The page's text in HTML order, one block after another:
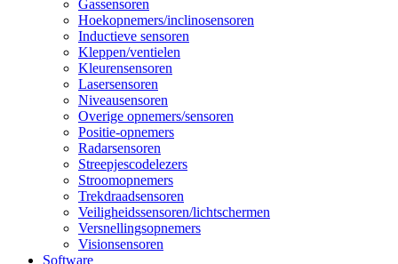
Gassensoren
Hoekopnemers/inclinosensoren
Inductieve sensoren
Kleppen/ventielen
Kleurensensoren
Lasersensoren
Niveausensoren
Overige opnemers/sensoren
Positie-opnemers
Radarsensoren
Streepjescodelezers
Stroomopnemers
Trekdraadsensoren
Veiligheidssensoren/lichtschermen
Versnellingsopnemers
Visionsensoren
Software